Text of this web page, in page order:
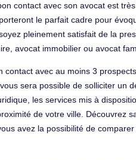
contact avec son avocat est
le parfait cadre pour
pleinement satisfait de la
avocat immobilier ou avocat
avec au moins 3
sera possible de solliciter un
les services mis à
de votre ville. Découvrez
avez la possibilité de